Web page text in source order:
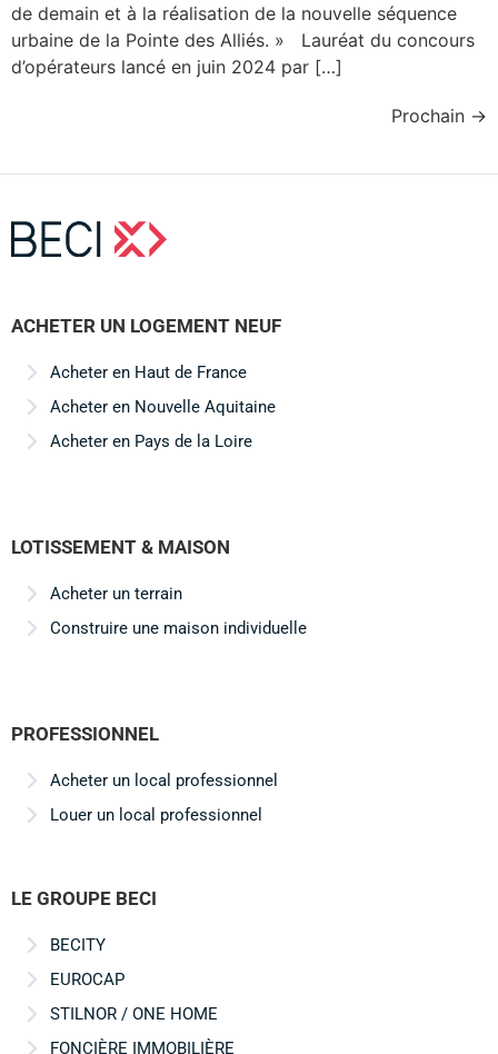
de demain et à la réalisation de la nouvelle séquence
urbaine de la Pointe des Alliés. » Lauréat du concours
d’opérateurs lancé en juin 2024 par […]
Prochain →
ACHETER UN LOGEMENT NEUF
Acheter en Haut de France
Acheter en Nouvelle Aquitaine
Acheter en Pays de la Loire
LOTISSEMENT & MAISON
Acheter un terrain
Construire une maison individuelle
PROFESSIONNEL
Acheter un local professionnel
Louer un local professionnel
LE GROUPE BECI
BECITY
EUROCAP
STILNOR / ONE HOME
FONCIÈRE IMMOBILIÈRE